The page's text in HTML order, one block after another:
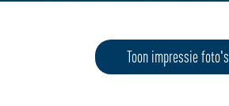
Toon impressie foto's